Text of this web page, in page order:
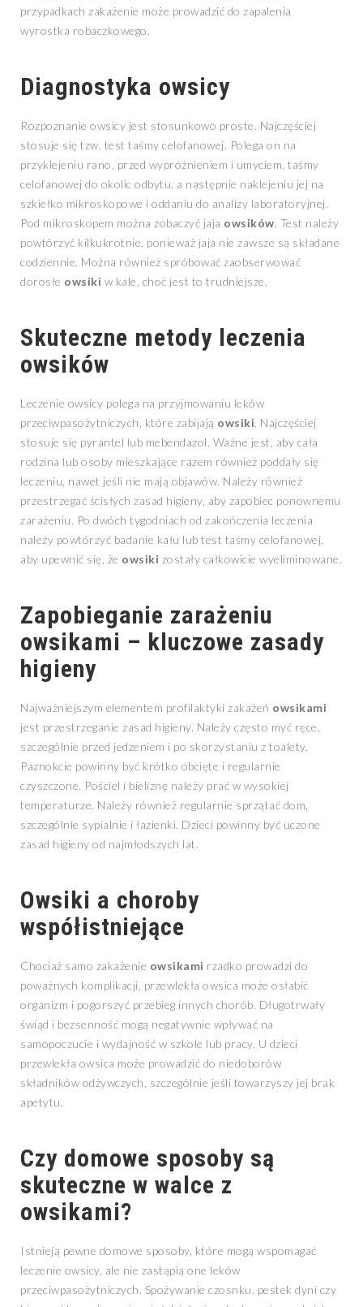
przypadkach zakażenie może prowadzić do zapalenia
wyrostka robaczkowego.
Diagnostyka owsicy
Rozpoznanie owsicy jest stosunkowo proste. Najczęściej
stosuje się tzw. test taśmy celofanowej. Polega on na
przyklejeniu rano, przed wypróżnieniem i umyciem, taśmy
celofanowej do okolic odbytu, a następnie naklejeniu jej na
szkiełko mikroskopowe i oddaniu do analizy laboratoryjnej.
Pod mikroskopem można zobaczyć jaja owsików. Test należy
powtórzyć kilkukrotnie, ponieważ jaja nie zawsze są składane
codziennie. Można również spróbować zaobserwować
dorosłe owsiki w kale, choć jest to trudniejsze.
Skuteczne metody leczenia
owsików
Leczenie owsicy polega na przyjmowaniu leków
przeciwpasożytniczych, które zabijają owsiki. Najczęściej
stosuje się pyrantel lub mebendazol. Ważne jest, aby cała
rodzina lub osoby mieszkające razem również poddały się
leczeniu, nawet jeśli nie mają objawów. Należy również
przestrzegać ścisłych zasad higieny, aby zapobiec ponownemu
zarażeniu. Po dwóch tygodniach od zakończenia leczenia
należy powtórzyć badanie kału lub test taśmy celofanowej,
aby upewnić się, że owsiki zostały całkowicie wyeliminowane.
Zapobieganie zarażeniu
owsikami – kluczowe zasady
higieny
Najważniejszym elementem profilaktyki zakażeń owsikami
jest przestrzeganie zasad higieny. Należy często myć ręce,
szczególnie przed jedzeniem i po skorzystaniu z toalety.
Paznokcie powinny być krótko obcięte i regularnie
czyszczone. Pościel i bieliznę należy prać w wysokiej
temperaturze. Należy również regularnie sprzątać dom,
szczególnie sypialnie i łazienki. Dzieci powinny być uczone
zasad higieny od najmłodszych lat.
Owsiki a choroby
współistniejące
Chociaż samo zakażenie owsikami rzadko prowadzi do
poważnych komplikacji, przewlekła owsica może osłabić
organizm i pogorszyć przebieg innych chorób. Długotrwały
świąd i bezsenność mogą negatywnie wpływać na
samopoczucie i wydajność w szkole lub pracy. U dzieci
przewlekła owsica może prowadzić do niedoborów
składników odżywczych, szczególnie jeśli towarzyszy jej brak
apetytu.
Czy domowe sposoby są
skuteczne w walce z
owsikami?
Istnieją pewne domowe sposoby, które mogą wspomagać
leczenie owsicy, ale nie zastąpią one leków
przeciwpasożytniczych. Spożywanie czosnku, pestek dyni czy